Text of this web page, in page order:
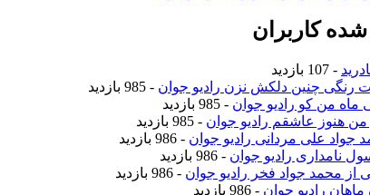
کاربران
- 107 بازدید
لبت رنگی چنین دلکش نزن رادیو جوان - 985 بازدید
ماه من کو رادیو جوان - 985 بازدید
من هنوز عاشقم رادیو جوان - 985 بازدید
جواد علی مردانی رادیو جوان - 986 بازدید
نامداری رادیو جوان - 986 بازدید
از محمد جواد فخر رادیو جوان - 986 بازدید
ماهان رادیو جوان - 986 بازدید